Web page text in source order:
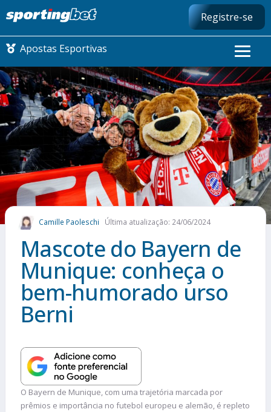
Registre-se
Apostas Esportivas
CONMEBOL LIBERTADORES
FUTEBOL NACIONAL
FUTEBOL INTERNACIONAL
COMO APOSTAR
MAIS ESPORTES
Camille Paoleschi Última atualização: 24/06/2024
Mascote do Bayern de
Munique: conheça o
bem-humorado urso
Berni
O Bayern de Munique, com uma trajetória marcada por
prêmios e importância no futebol europeu e alemão, é repleto